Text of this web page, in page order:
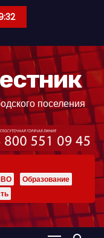
поселения
Образование